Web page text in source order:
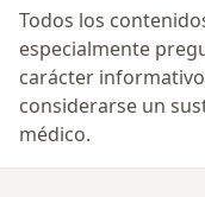
Todos los
especialmente
carácter
considerarse un
médico.